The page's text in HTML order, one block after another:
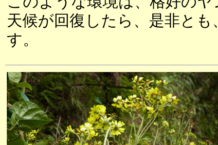
天候が回復したら、是非と
す。